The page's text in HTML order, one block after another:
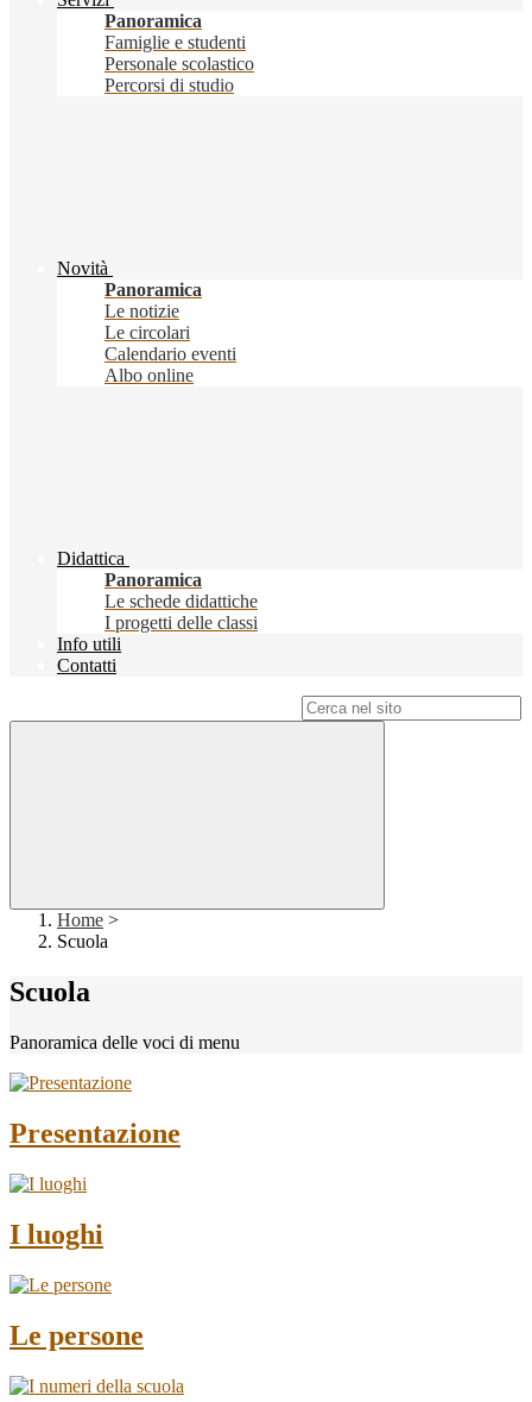
Panoramica
Famiglie e studenti
Personale scolastico
Percorsi di studio
Novità
Panoramica
Le notizie
Le circolari
Calendario eventi
Albo online
Didattica
Panoramica
Le schede didattiche
I progetti delle classi
Info utili
Contatti
Home >
Scuola
Scuola
Panoramica delle voci di menu
Presentazione
I luoghi
Le persone